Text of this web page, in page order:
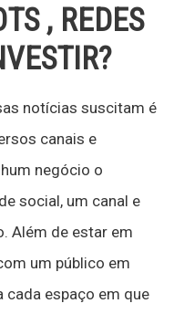
, REDES
notícias suscitam é
canais e
negócio o
social, um canal e
Além de estar em
um público em
cada espaço em que